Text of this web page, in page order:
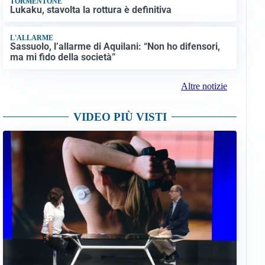
Lukaku, stavolta la rottura è definitiva
L'ALLARME
Sassuolo, l’allarme di Aquilani: “Non ho difensori,
ma mi fido della società”
Altre notizie
VIDEO PIÙ VISTI